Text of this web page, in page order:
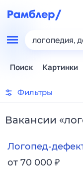
логопедия,
Поиск Картинки
Фильтры
Вакансии «
Логопед-
от 70 000 ₽